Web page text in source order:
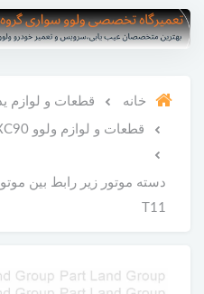
خانه قطعات و لوازم
قطعات و لوازم ولوو XC90
T11